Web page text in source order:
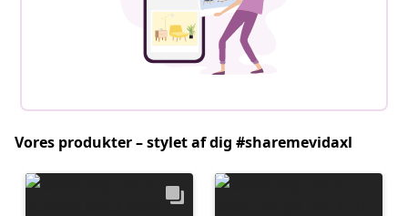
Vores produkter – stylet af dig #sharemevidaxl